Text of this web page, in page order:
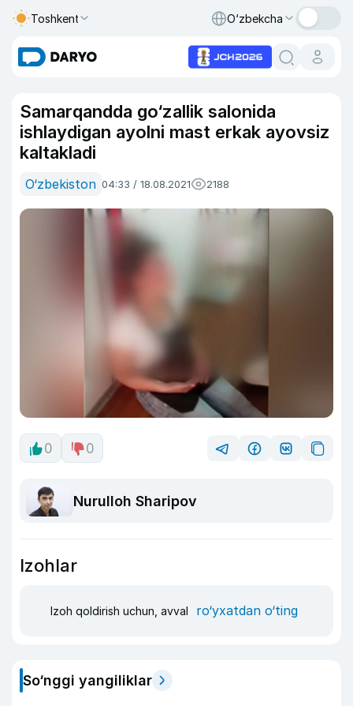
Toshkent O‘zbekcha
Samarqandda go‘zallik salonida
ishlaydigan ayolni mast erkak ayovsiz
kaltakladi
O‘zbekiston 04:33 / 18.08.2021 2188
0 0
Nurulloh Sharipov
Izohlar
Izoh qoldirish uchun, avval ro‘yxatdan o‘ting
So‘nggi yangiliklar